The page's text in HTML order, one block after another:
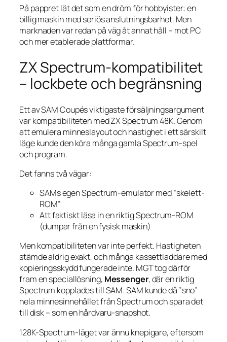
På pappret lät det som en dröm för hobbyister: en
billig maskin med seriös anslutningsbarhet. Men
marknaden var redan på väg åt annat håll – mot PC
och mer etablerade plattformar.
ZX Spectrum-kompatibilitet
– lockbete och begränsning
Ett av SAM Coupés viktigaste försäljningsargument
var kompatibiliteten med ZX Spectrum 48K. Genom
att emulera minneslayout och hastighet i ett särskilt
läge kunde den köra många gamla Spectrum-spel
och program.
Det fanns två vägar:
SAMs egen Spectrum-emulator med ”skelett-
ROM”
Att faktiskt läsa in en riktig Spectrum-ROM
(dumpar från en fysisk maskin)
Men kompatibiliteten var inte perfekt. Hastigheten
stämde aldrig exakt, och många kassettladdare med
kopieringsskydd fungerade inte. MGT tog därför
fram en speciallösning, Messenger, där en riktig
Spectrum kopplades till SAM. SAM kunde då ”sno”
hela minnesinnehållet från Spectrum och spara det
till disk – som en hårdvaru-snapshot.
128K-Spectrum-läget var ännu knepigare, eftersom